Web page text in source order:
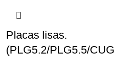
Placas lisas.
(PLG5.2/PLG5.5/CUG